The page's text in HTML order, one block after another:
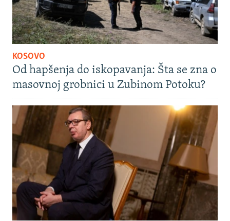
KOSOVO
Od hapšenja do iskopavanja: Šta se zna o
masovnoj grobnici u Zubinom Potoku?